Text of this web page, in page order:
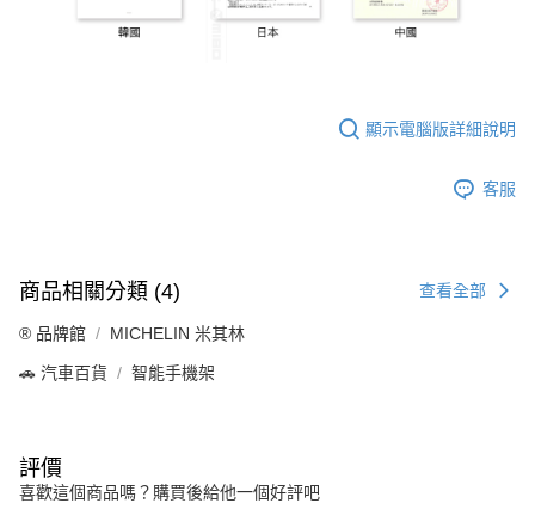
顯示電腦版詳細說明
客服
商品相關分類 (4) 查看全部
®️ 品牌館 MICHELIN 米其林
🚗 汽車百貨 智能手機架
評價
喜歡這個商品嗎？購買後給他一個好評吧